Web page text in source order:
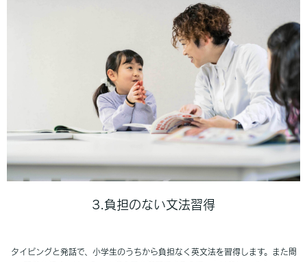
3.負担のない文法習得
タイピングと発話で、小学生のうちから負担なく英文法を習得します。また問